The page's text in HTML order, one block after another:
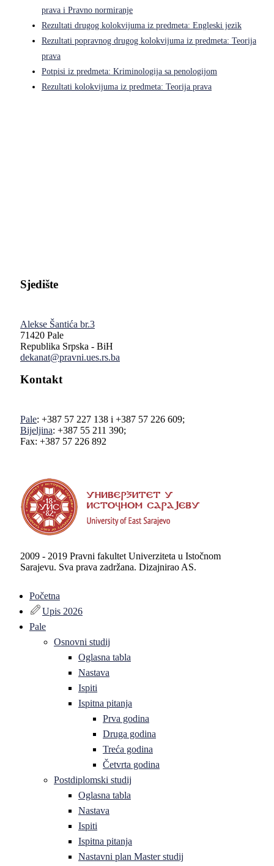
prava i Pravno normiranje
Rezultati drugog kolokvijuma iz predmeta: Engleski jezik
Rezultati popravnog drugog kolokvijuma iz predmeta: Teorija
prava
Potpisi iz predmeta: Kriminologija sa penologijom
Rezultati kolokvijuma iz predmeta: Teorija prava
Sjedište
Alekse Šantića br.3
71420 Pale
Republika Srpska - BiH
dekanat@pravni.ues.rs.ba
Kontakt
Pale: +387 57 227 138 i +387 57 226 609;
Bijeljina: +387 55 211 390;
Fax: +387 57 226 892
2009 - 2019 Pravni fakultet Univerziteta u Istočnom
Sarajevu. Sva prava zadržana. Dizajnirao AS.
Početna
Upis 2026
Pale
Osnovni studij
Oglasna tabla
Nastava
Ispiti
Ispitna pitanja
Prva godina
Druga godina
Treća godina
Četvrta godina
Postdiplomski studij
Oglasna tabla
Nastava
Ispiti
Ispitna pitanja
Nastavni plan Master studij